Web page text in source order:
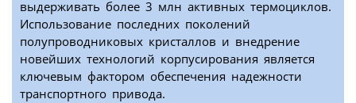
выдерживать более 3 млн активных термоциклов.
Использование последних поколений
полупроводниковых кристаллов и внедрение
новейших технологий корпусирования является
ключевым фактором обеспечения надежности
транспортного привода.